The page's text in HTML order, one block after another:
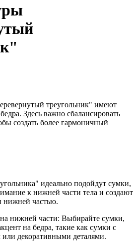
треугольник" имеют
Здесь важно сбалансировать
создать более гармоничный
идеально подойдут сумки,
к нижней части тела и создают
нижней частью.
нижней части: Выбирайте сумки,
на бедра, такие как сумки с
декоративными деталями.